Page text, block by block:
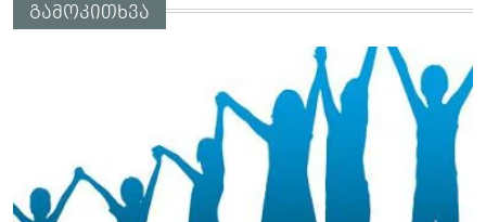
გამოკითხვა